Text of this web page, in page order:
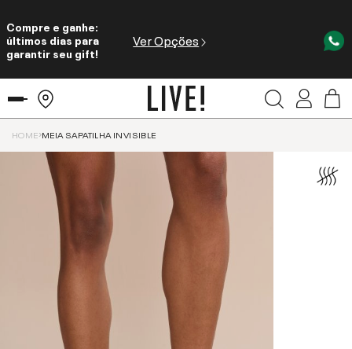
Compre e ganhe:
últimos dias para
garantir seu gift!
Ver Opções
HOME MEIA SAPATILHA INVISIBLE